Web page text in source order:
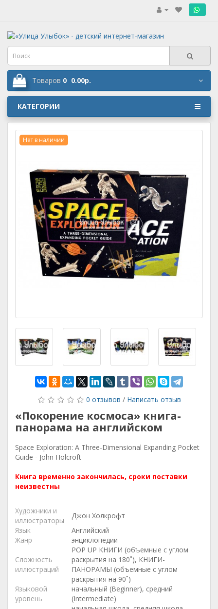
Товаров 0 0.00р.
КАТЕГОРИИ
Нет в наличии
0 отзывов / Написать отзыв
«Покорение космоса» книга-
панорама на английском
Space Exploration: A Three-Dimensional Expanding Pocket
Guide - John Holcroft
Книга временно закончилась, сроки поставки
неизвестны
Художники и
иллюстраторы
Джон Холкрофт
Язык
Английский
Жанр
энциклопедии
Сложность
иллюстраций
POP UP КНИГИ (объемные с углом
раскрытия на 180˚), КНИГИ-
ПАНОРАМЫ (объемные с углом
раскрытия на 90˚)
Языковой
уровень
начальный (Beginner), средний
(Intermediate)